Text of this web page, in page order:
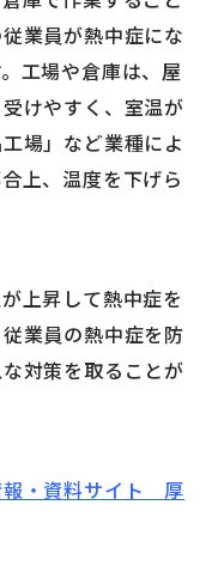
業員が熱中症にな
工場や倉庫は、屋
けやすく、室温が
場」など業種によ
上、温度を下げら
上昇して熱中症を
業員の熱中症を防
対策を取ることが
報・資料サイト 厚